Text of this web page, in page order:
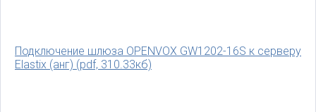
Подключение шлюза OPENVOX GW1202-16S к серверу
Elastix (анг) (pdf, 310.33кб)